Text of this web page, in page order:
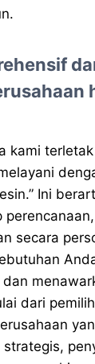
kami
Ini
secara
dari